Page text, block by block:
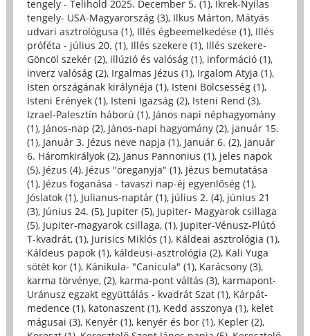
tengely - Telihold 2025. December 5. (1), Ikrek-Nyilas
tengely- USA-Magyarország (3), Ilkus Márton, Mátyás
udvari asztrológusa (1), Illés égbeemelkedése (1), Illés
próféta - július 20. (1), Illés szekere (1), Illés szekere-
Göncöl szekér (2), illúzió és valóság (1), információ (1),
inverz valóság (2), Irgalmas Jézus (1), Irgalom Atyja (1),
Isten országának királynéja (1), Isteni Bölcsesség (1),
Isteni Erények (1), Isteni Igazság (2), Isteni Rend (3),
Izrael-Palesztín háború (1), János napi néphagyomány
(1), János-nap (2), János-napi hagyomány (2), január 15.
(1), Január 3. Jézus neve napja (1), Január 6. (2), január
6. Háromkirályok (2), Janus Pannonius (1), jeles napok
(5), Jézus (4), Jézus "öreganyja" (1), Jézus bemutatása
(1), Jézus foganása - tavaszi nap-éj egyenlőség (1),
Jóslatok (1), Julianus-naptár (1), július 2. (4), június 21
(3), Június 24. (5), Jupiter (5), Jupiter- Magyarok csillaga
(5), Jupiter-magyarok csillaga, (1), Jupiter-Vénusz-Plútó
T-kvadrát, (1), Jurisics Miklós (1), Káldeai asztrológia (1),
Káldeus papok (1), káldeusi-asztrológia (2), Kali Yuga
sötét kor (1), Kánikula- "Canicula" (1), Karácsony (3),
karma törvénye, (2), karma-pont váltás (3), karmapont-
Uránusz egzakt együttálás - kvadrát Szat (1), Kárpát-
medence (1), katonaszent (1), Kedd asszonya (1), kelet
mágusai (3), Kenyér (1), kenyér és bor (1), Kepler (2),